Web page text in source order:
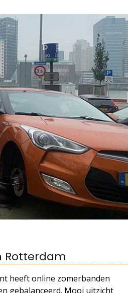
Rotterdam
heeft online zomerbanden
gebalanceerd. Mooi uitzicht